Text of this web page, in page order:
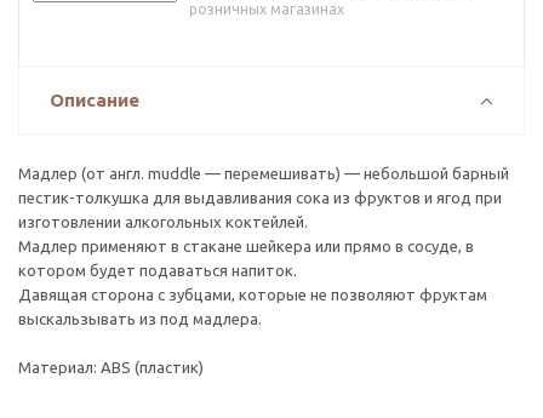
розничных магазинах
Описание
Мадлер (от англ. muddle — перемешивать) — небольшой барный
пестик-толкушка для выдавливания сока из фруктов и ягод при
изготовлении алкогольных коктейлей.
Мадлер применяют в стакане шейкера или прямо в сосуде, в
котором будет подаваться напиток.
Давящая сторона с зубцами, которые не позволяют фруктам
выскальзывать из под мадлера.
Материал: ABS (пластик)